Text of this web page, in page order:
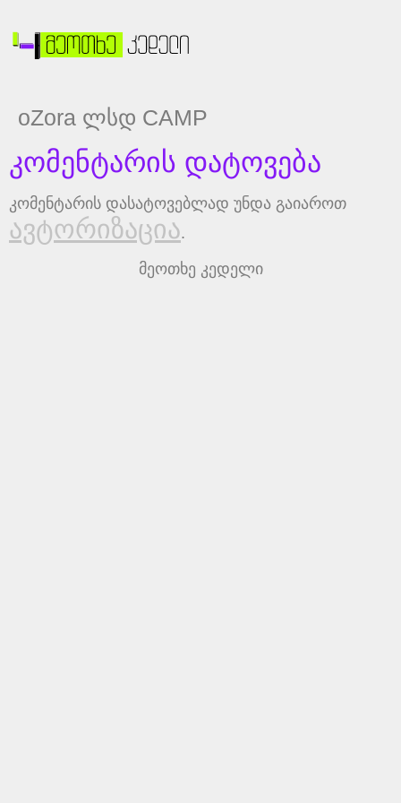
oZora ლსდ CAMP
კომენტარის დატოვება
კომენტარის დასატოვებლად უნდა გაიაროთ
ავტორიზაცია.
მეოთხე კედელი